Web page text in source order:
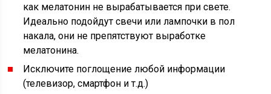
как мелатонин не вырабатывается при свете.
Идеально подойдут свечи или лампочки в пол
накала, они не препятствуют выработке
мелатонина.
Исключите поглощение любой информации
(телевизор, смартфон и т.д.)